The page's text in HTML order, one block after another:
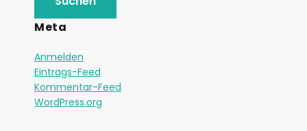
Meta
Anmelden
Eintrags-Feed
Kommentar-Feed
WordPress.org